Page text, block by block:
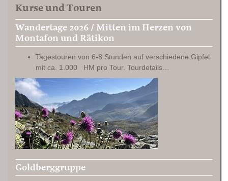
Kurse und Touren
Wandertage 2026 / Mitten im Herzen von
Montafon und Rätikon
Tagestouren von 6-8 Stunden auf verschiedene Gipfel
mit ca. 1.000 HM pro Tour. Tourdetails…
Goldberggruppe